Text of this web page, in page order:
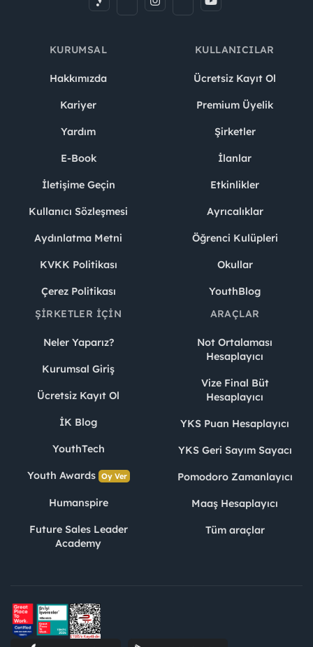
KURUMSAL
Hakkımızda
Kariyer
Yardım
E-Book
İletişime Geçin
Kullanıcı Sözleşmesi
Aydınlatma Metni
KVKK Politikası
Çerez Politikası
KULLANICILAR
Ücretsiz Kayıt Ol
Premium Üyelik
Şirketler
İlanlar
Etkinlikler
Ayrıcalıklar
Öğrenci Kulüpleri
Okullar
YouthBlog
ŞIRKETLER İÇIN
Neler Yaparız?
Kurumsal Giriş
Ücretsiz Kayıt Ol
İK Blog
YouthTech
Youth Awards Oy Ver
Humanspire
Future Sales Leader
Academy
ARAÇLAR
Not Ortalaması
Hesaplayıcı
Vize Final Büt
Hesaplayıcı
YKS Puan Hesaplayıcı
YKS Geri Sayım Sayacı
Pomodoro Zamanlayıcı
Maaş Hesaplayıcı
Tüm araçlar